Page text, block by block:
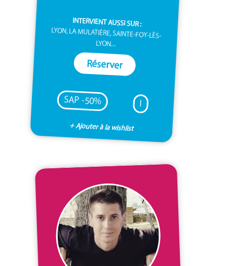
INTERVIENT AUSSI SUR :
LYON, LA MULATIÈRE, SAINTE-FOY-LÈS-
LYON...
Réserver
SAP -50% I
+ Ajouter à la wishlist